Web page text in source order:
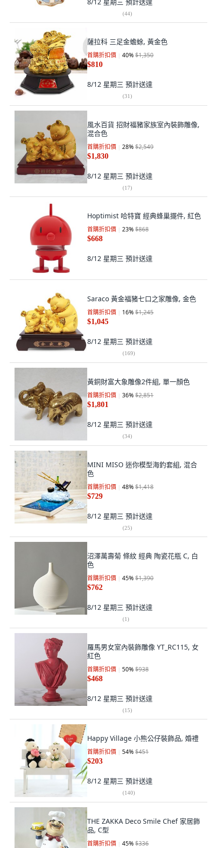
(44)
薩拉科 三足金蟾蜍, 黃金色
首購折扣價 40%$1,350
$810
8/12 星期三 預計送達
(31)
風水百貨 招財福豬家族室內裝飾雕像,
混合色
首購折扣價 28%$2,549
$1,830
8/12 星期三 預計送達
(17)
Hoptimist 哈特寶 經典蜂巢擺件, 紅色
首購折扣價 23%$868
$668
8/12 星期三 預計送達
Saraco 黃金福豬七口之家雕像, 金色
首購折扣價 16%$1,245
$1,045
8/12 星期三 預計送達
(169)
黃銅財富大象雕像2件組, 單一顏色
首購折扣價 36%$2,851
$1,801
8/12 星期三 預計送達
(34)
MINI MISO 迷你模型海釣套組, 混合
色
首購折扣價 48%$1,418
$729
8/12 星期三 預計送達
(25)
沼澤萬壽菊 條紋 經典 陶瓷花瓶 C, 白
色
首購折扣價 45%$1,390
$762
8/12 星期三 預計送達
(1)
羅馬男女室內裝飾雕像 YT_RC115, 女
紅色
首購折扣價 50%$938
$468
8/12 星期三 預計送達
(15)
Happy Village 小熊公仔裝飾品, 婚禮
首購折扣價 54%$451
$203
8/12 星期三 預計送達
(140)
THE ZAKKA Deco Smile Chef 家居飾
品, C型
首購折扣價 45%$336